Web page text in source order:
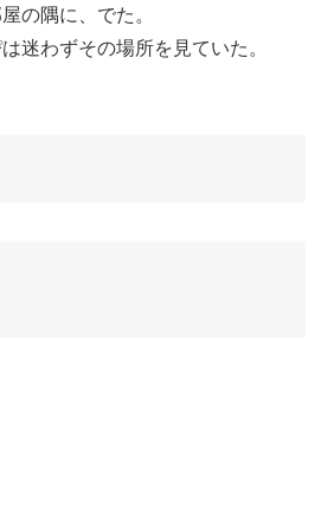
の隅に、でた。
迷わずその場所を見ていた。